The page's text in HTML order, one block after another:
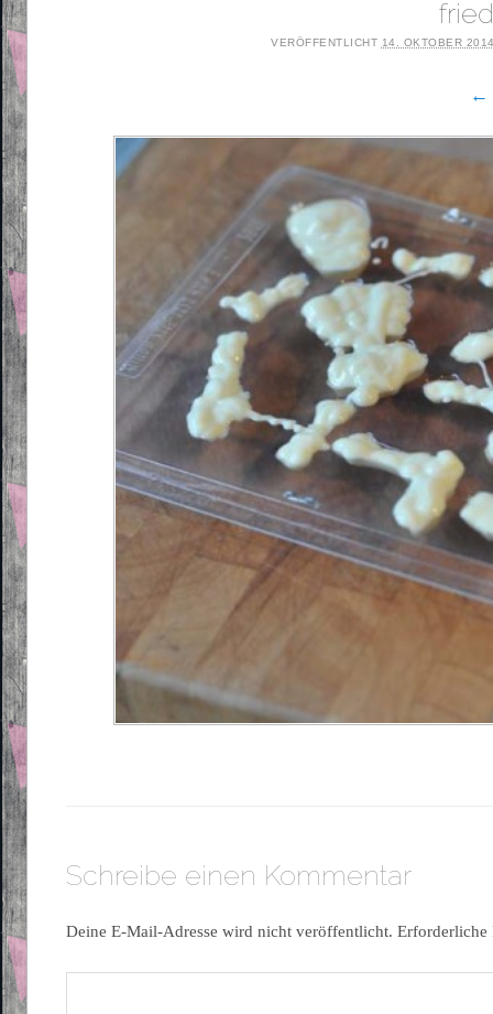
VERÖFFENTLICHT 14. OKTOBER
←
Schreibe einen Kommentar
Deine E-Mail-Adresse wird nicht veröffentlicht.